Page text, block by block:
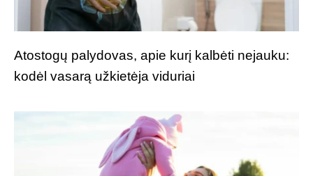
Atostogų palydovas, apie kurį kalbėti nejauku:
kodėl vasarą užkietėja viduriai